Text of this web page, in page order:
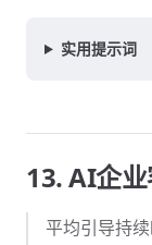
实用提示词
13. AI企
平均引导持